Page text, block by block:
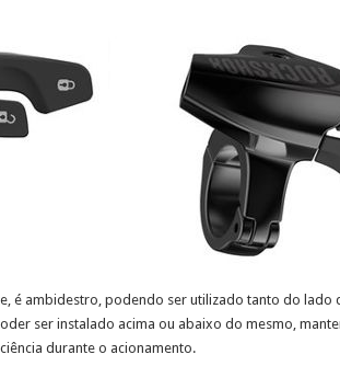
é ambidestro, podendo ser utilizado tanto do lado
ser instalado acima ou abaixo do mesmo,
durante o acionamento.